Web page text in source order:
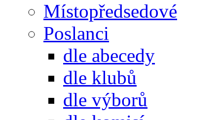
Místopředsedové
Poslanci
dle abecedy
dle klubů
dle výborů